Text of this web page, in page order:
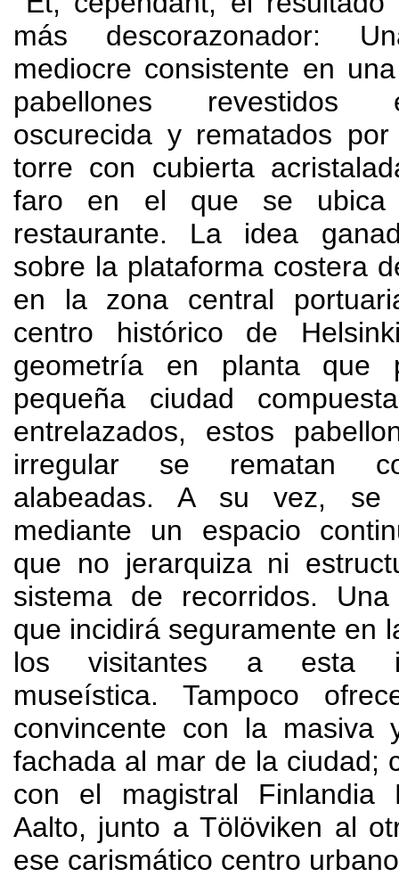
más descorazonador:
mediocre consistente en
pabellones revestidos
oscurecida y rematados
torre con cubierta
faro en el que se ubica
restaurante. La idea
sobre la plataforma costera
en la zona central
centro histórico de
geometría en planta que
pequeña ciudad
entrelazados, estos
irregular se rematan
alabeadas. A su vez, se
mediante un espacio
que no jerarquiza ni
sistema de recorridos.
que incidirá seguramente en
los visitantes a esta
museística. Tampoco
convincente con la masiva
fachada al mar de la ciudad;
con el magistral Finlandia
Aalto, junto a Tölöviken al
ese carismático centro urbano